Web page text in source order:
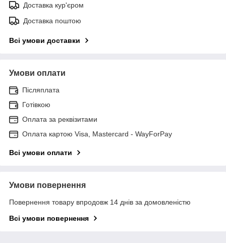
Доставка кур'єром
Доставка поштою
Всі умови доставки
Умови оплати
Післяплата
Готівкою
Оплата за реквізитами
Оплата картою Visa, Mastercard - WayForPay
Всі умови оплати
Умови повернення
Повернення товару впродовж 14 днів за домовленістю
Всі умови повернення